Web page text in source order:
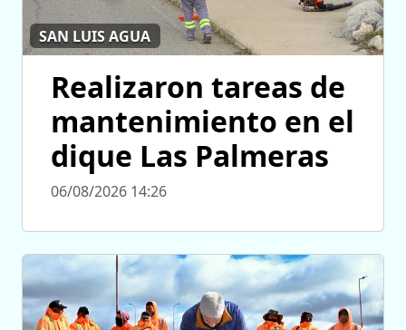
SAN LUIS AGUA
Realizaron tareas de
mantenimiento en el
dique Las Palmeras
06/08/2026 14:26